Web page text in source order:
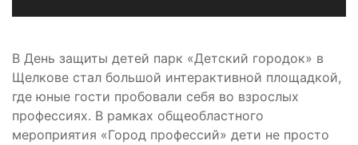
В День защиты детей парк «Детский городок» в
Щелкове стал большой интерактивной площадкой,
где юные гости пробовали себя во взрослых
профессиях. В рамках общеобластного
мероприятия «Город профессий» дети не просто